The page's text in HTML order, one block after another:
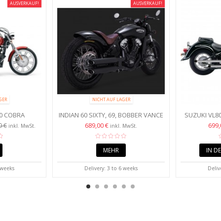
AUSVERKAUF!
COBRA
2 IN 2
€ inkl. MwSt.
AUSVERKAUF!
NICHT AUF LAGER
INDIAN 60 SIXTY, 69, BOBBER VANCE
UND HINES TWIN SLASH...
689,00 € inkl. MwSt.
MEHR
Delivery: 3 to 6 weeks
SUZUKI
IN